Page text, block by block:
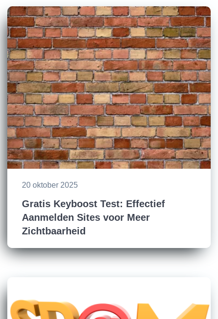
20 oktober 2025
Gratis Keyboost Test: Effectief
Aanmelden Sites voor Meer
Zichtbaarheid